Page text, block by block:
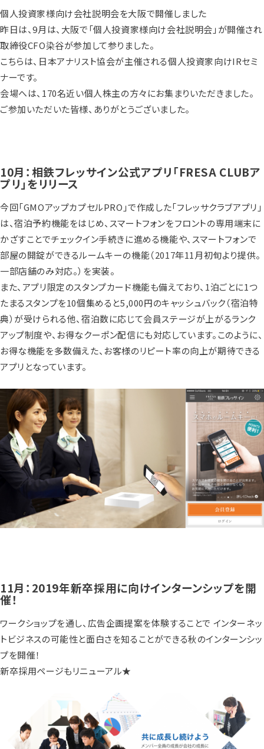
個人投資家様向け会社説明会を大阪で開催しました
昨日は、9月は、大阪で「個人投資家様向け会社説明会」が開催され
取締役CFO染谷が参加して参りました。
こちらは、日本アナリスト協会が主催される個人投資家向けIRセミ
ナーです。
会場へは、170名近い個人株主の方々にお集まりいただきました。
ご参加いただいた皆様、ありがとうございました。
10月：相鉄フレッサイン公式アプリ「FRESA CLUBア
プリ」をリリース
今回「GMOアップカプセルPRO」で作成した「フレッサクラブアプリ」
は、宿泊予約機能をはじめ、スマートフォンをフロントの専用端末に
かざすことでチェックイン手続きに進める機能や、スマートフォンで
部屋の開錠ができるルームキーの機能（2017年11月初旬より提供。
一部店舗のみ対応。）を実装。
また、アプリ限定のスタンプカード機能も備えており、1泊ごとに1つ
たまるスタンプを10個集めると5,000円のキャッシュバック（宿泊特
典）が受けられる他、宿泊数に応じて会員ステージが上がるランク
アップ制度や、お得なクーポン配信にも対応しています。このように、
お得な機能を多数備えた、お客様のリピート率の向上が期待できる
アプリとなっています。
11月：2019年新卒採用に向けインターンシップを開
催！
ワークショップを通し、広告企画提案を体験することで インターネッ
トビジネスの可能性と面白さを知ることができる秋のインターンシッ
プを開催！
新卒採用ページもリニューアル★